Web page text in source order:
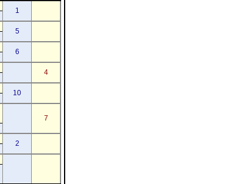
1
5
6
4
10
7
2